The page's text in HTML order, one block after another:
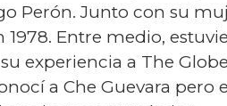
Perón. Junto con su
Entre medio,
experiencia a The
a Che Guevara